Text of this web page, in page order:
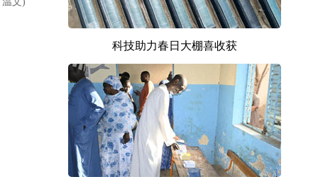
科技助力春日大棚喜收获